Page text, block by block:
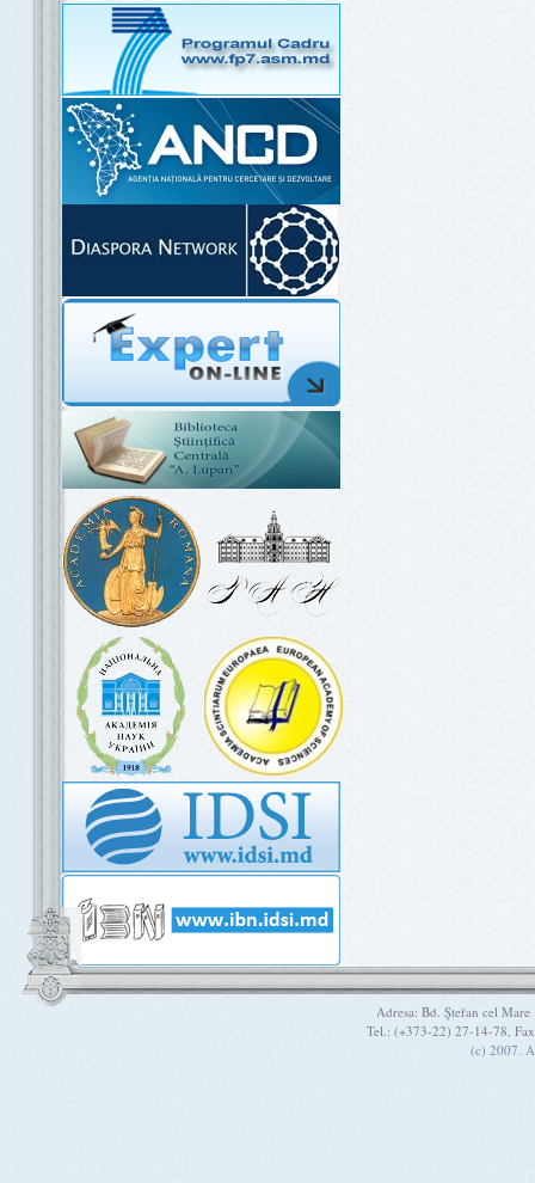
Adresa: Bd. Ştefan cel
Tel.: (+373-22) 27-14-78,
(c) 2007.